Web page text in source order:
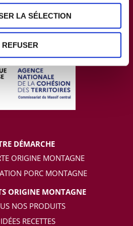
LA SÉLECTION
REFUSER
DÉMARCHE
ORIGINE MONTAGNE
PORC MONTAGNE
ORIGINE MONTAGNE
NOS PRODUITS
IDÉES RECETTES